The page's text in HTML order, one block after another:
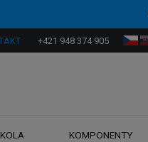
+421 948 374 905
KOMPONENTY